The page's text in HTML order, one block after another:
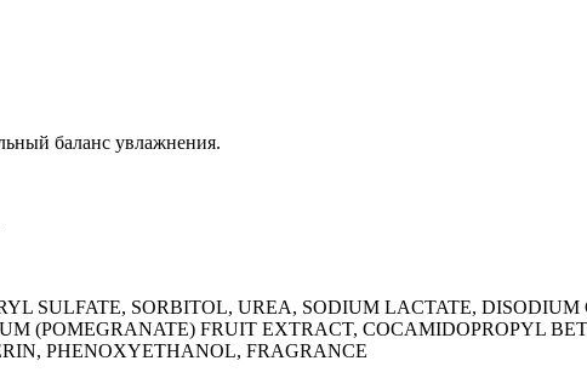
баланс увлажнения.
SULFATE, SORBITOL, UREA, SODIUM LACTATE,
(POMEGRANATE) FRUIT EXTRACT, COCAMIDOPROPYL
PHENOXYETHANOL, FRAGRANCE